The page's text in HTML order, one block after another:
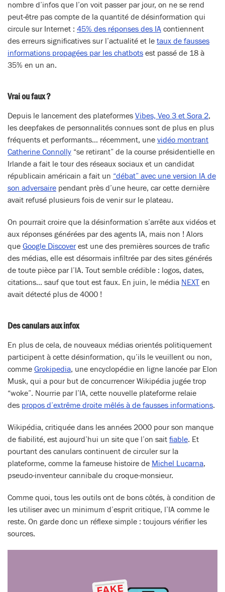
nombre d’infos que l’on voit passer par jour, on ne se rend
peut-être pas compte de la quantité de désinformation qui
circule sur Internet : 45% des réponses des IA contiennent
des erreurs significatives sur l’actualité et le taux de fausses
informations propagées par les chatbots est passé de 18 à
35% en un an.
Vrai ou faux ?
Depuis le lancement des plateformes Vibes, Veo 3 et Sora 2,
les deepfakes de personnalités connues sont de plus en plus
fréquents et performants… récemment, une vidéo montrant
Catherine Connolly “se retirant” de la course présidentielle en
Irlande a fait le tour des réseaux sociaux et un candidat
républicain américain a fait un “débat” avec une version IA de
son adversaire pendant près d’une heure, car cette dernière
avait refusé plusieurs fois de venir sur le plateau.
On pourrait croire que la désinformation s’arrête aux vidéos et
aux réponses générées par des agents IA, mais non ! Alors
que Google Discoverest une des premières sources de trafic
des médias, elle est désormais infiltrée par des sites générés
de toute pièce par l’IA. Tout semble crédible : logos, dates,
citations… sauf que tout est faux. En juin, le média NEXT en
avait détecté plus de 4000 !
Des canulars aux infox
En plus de cela, de nouveaux médias orientés politiquement
participent à cette désinformation, qu’ils le veuillent ou non,
comme Grokipedia, une encyclopédie en ligne lancée par Elon
Musk, qui a pour but de concurrencer Wikipédia jugée trop
“woke”. Nourrie par l’IA, cette nouvelle plateforme relaie
des propos d’extrême droite mêlés à de fausses informations.
Wikipédia, critiquée dans les années 2000 pour son manque
de fiabilité, est aujourd’hui un site que l’on sait fiable. Et
pourtant des canulars continuent de circuler sur la
plateforme, comme la fameuse histoire de Michel Lucarna,
pseudo-inventeur cannibale du croque-monsieur.
Comme quoi, tous les outils ont de bons côtés, à condition de
les utiliser avec un minimum d’esprit critique, l’IA comme le
reste. On garde donc un réflexe simple : toujours vérifier les
sources.